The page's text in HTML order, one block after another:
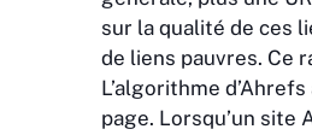
sur la qualité de ces
de liens pauvres. Ce
L’algorithme
page. Lorsqu’un site